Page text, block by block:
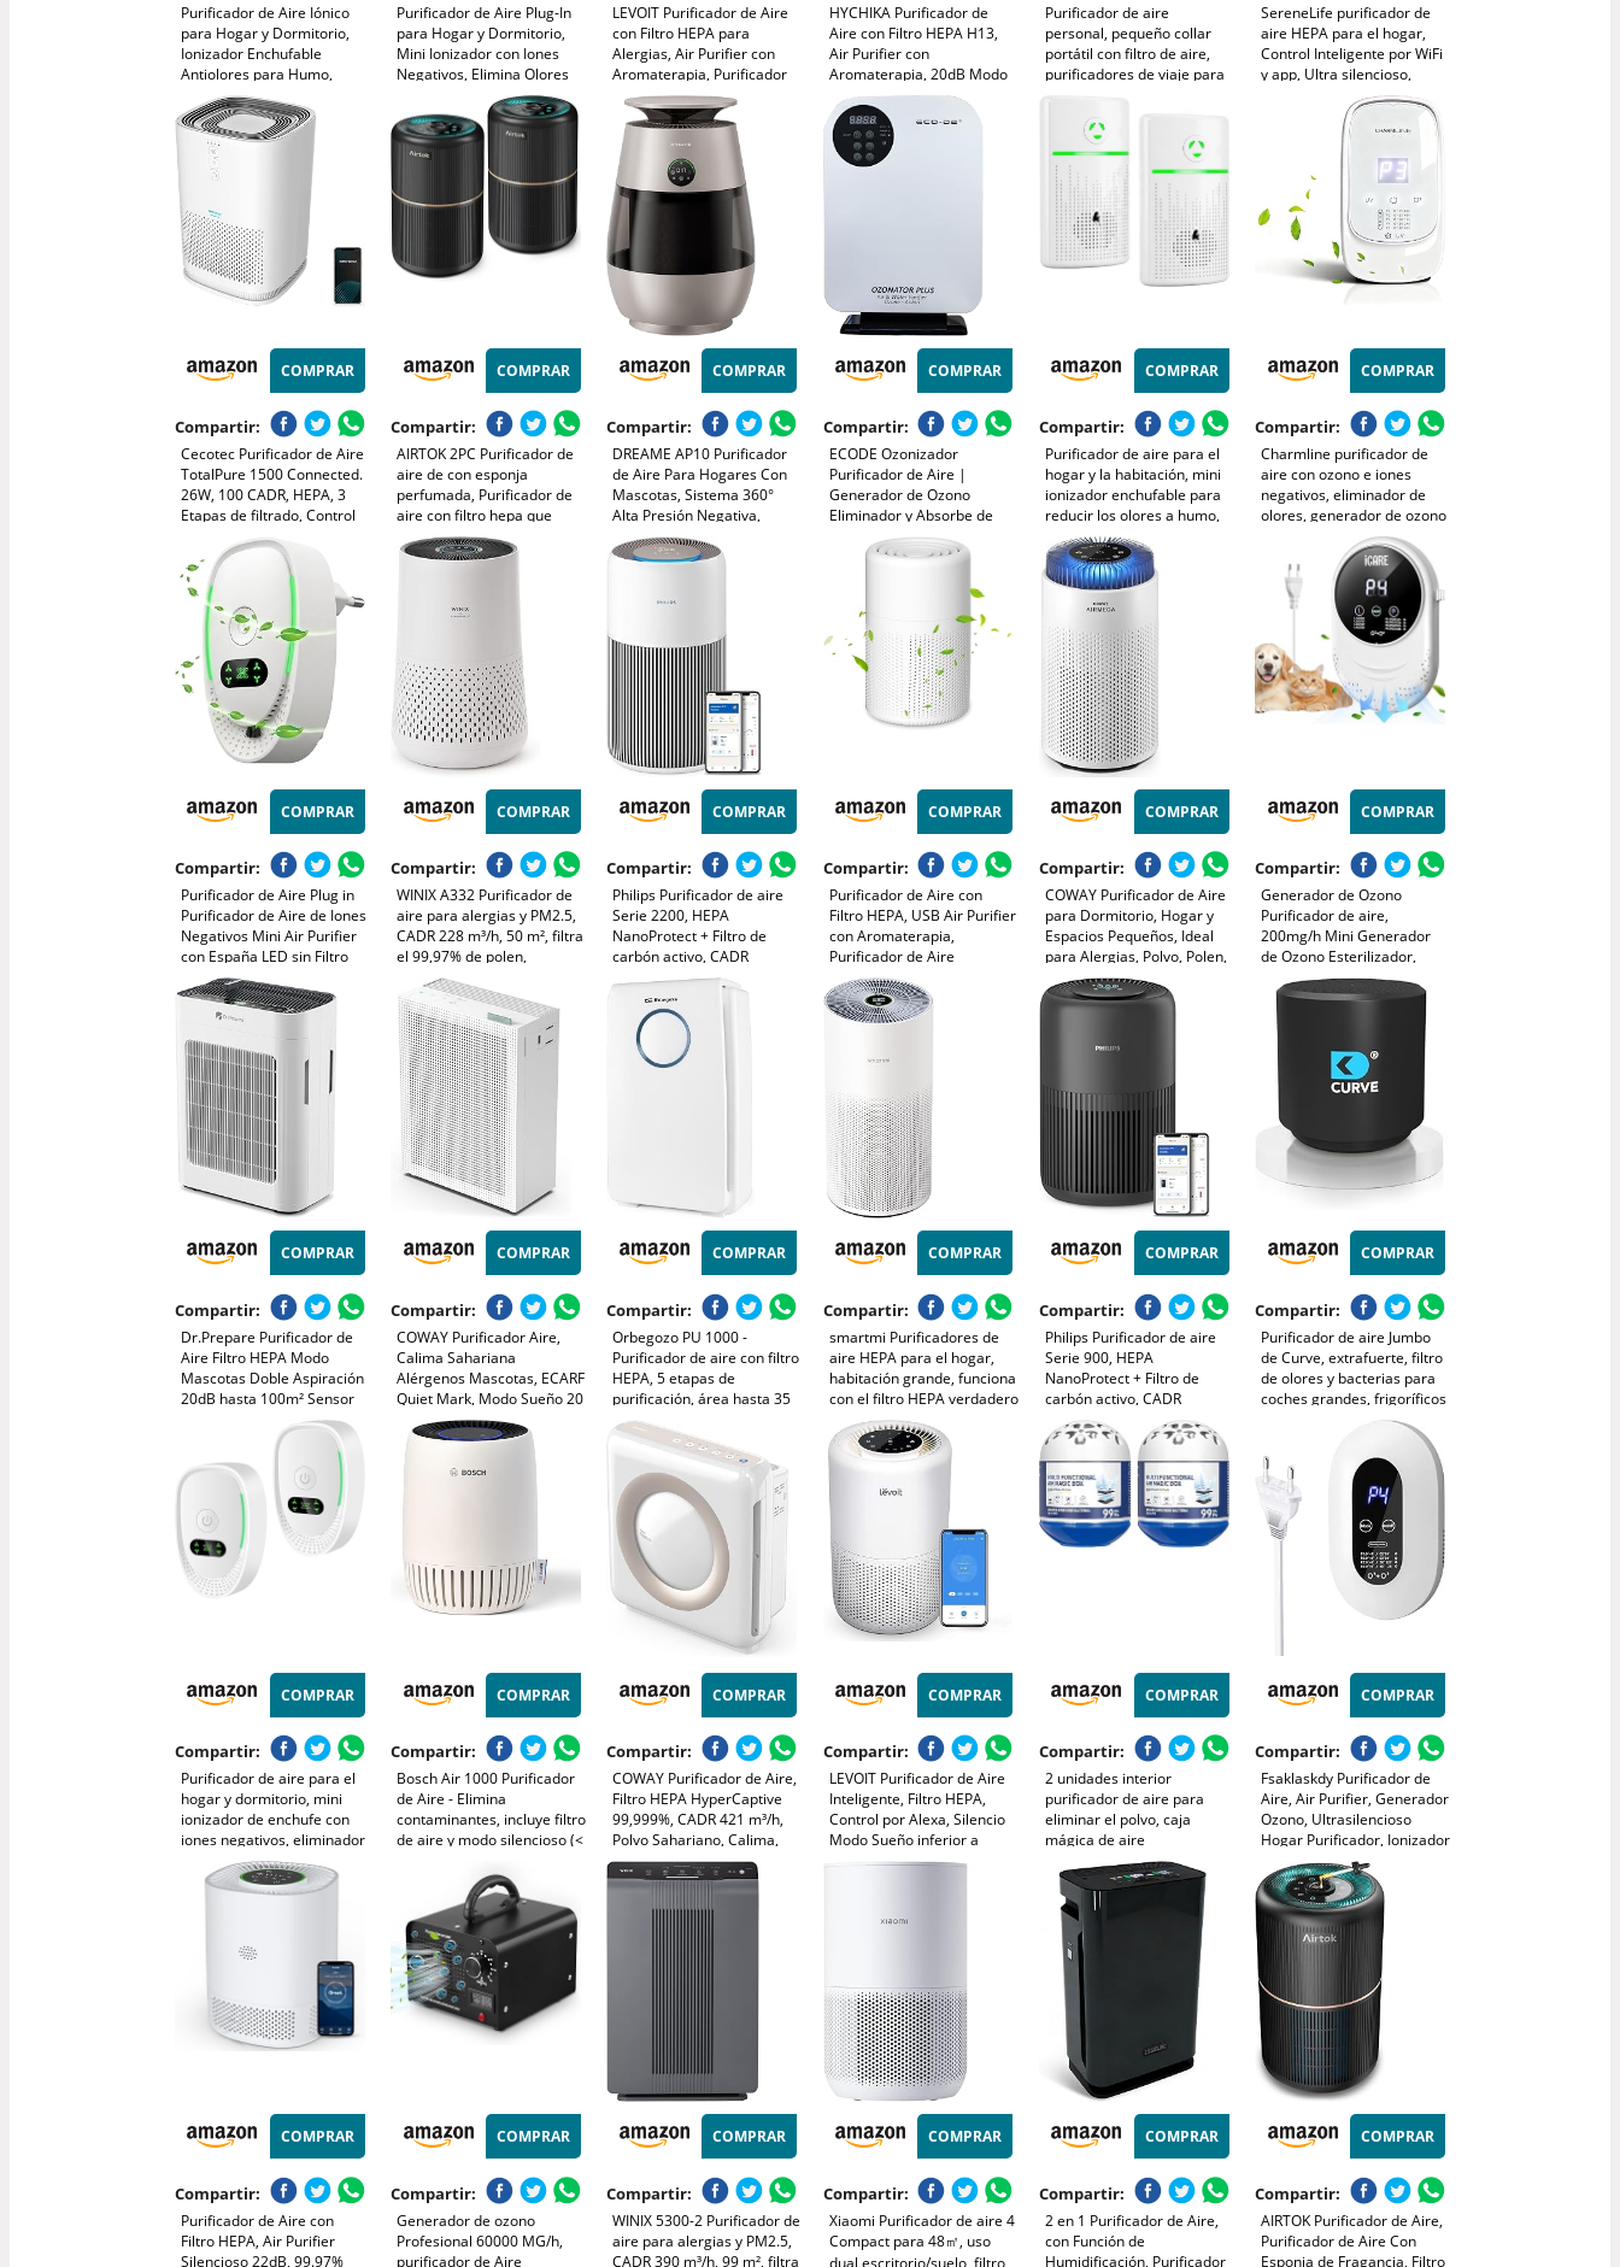
Purificador de Aire Iónico
para Hogar y Dormitorio,
Ionizador Enchufable
Antiolores para Humo,
Mascotas y Zapatos, Mini
Purificador para Oficina y
Cocina, 2 Unidades
Purificador de Aire Plug-In
para Hogar y Dormitorio,
Mini Ionizador con Iones
Negativos, Elimina Olores
Humo/Mascotas/Zapatos,
Silencioso y sin Filtros, para
Cocina/Oficina/Baño (3)
LEVOIT Purificador de Aire
con Filtro HEPA para
Alergias, Air Purifier con
Aromaterapia, Purificador
Aire Silencioso, Bajo
Consumo de Energía de 7W,
Negro, Core Mini
HYCHIKA Purificador de
Aire con Filtro HEPA H13,
Air Purifier con
Aromaterapia, 20dB Modo
Sueño, Elimina 99,97% de
Polvo, Polen, Humo y
Olores, 3 Luces Nocturnas,
Temporizador, para Hogar
Purificador de aire
personal, pequeño collar
portátil con filtro de aire,
purificadores de viaje para
el hogar, oficina, guardería
de bebé, al aire libre,
purifica el aliento
SereneLife purificador de
aire HEPA para el hogar,
Control Inteligente por WiFi
y app, Ultra silencioso,
Elimina polvo, Pelo de
mascotas y olores, Cubre
hasta 167 m²
COMPRAR
Compartir:
Cecotec Purificador de Aire
TotalPure 1500 Connected.
26W, 100 CADR, HEPA, 3
Etapas de filtrado, Control
por Wi-fi, 2 Modos de
Funcionamiento, Sensor PM
2,5, Cobertura 40 m3 -
Blanco
COMPRAR
Compartir:
AIRTOK 2PC Purificador de
aire de con esponja
perfumada, Purificador de
aire con filtro hepa que
elimina el polvo, olor de
mascotas, filtro de aire de 4
COMPRAR
Compartir:
DREAME AP10 Purificador
de Aire Para Hogares Con
Mascotas, Sistema 360°
Alta Presión Negativa,
Purificación 5 Etapas Que
Captura Pelo y Olores,
Luz Eco, Control Con App
COMPRAR
Compartir:
ECODE Ozonizador
Purificador de Aire |
Generador de Ozono
Eliminador y Absorbe de
Olores Humedad, Humo,
Baño, Mascotas y Cualquier
Programable
COMPRAR
Compartir:
Purificador de aire para el
hogar y la habitación, mini
ionizador enchufable para
reducir los olores a humo,
animales y zapatos,
purificador de aire de iones
negativos para la oficina y
la cocina,
COMPRAR
Compartir:
Charmline purificador de
aire con ozono e iones
negativos, eliminador de
olores, generador de ozono
para hogar para baño,
cocina, humo, mascotas y
formaldehído, con
compartimento para aroma
COMPRAR
Compartir:
Purificador de Aire Plug in
Purificador de Aire de Iones
Negativos Mini Air Purifier
con España LED sin Filtro
para Dormitorio, Oficina y
Sala de Mascotas,
Funcionamiento Silencioso y
Bajo Consumo
COMPRAR
Compartir:
WINIX A332 Purificador de
aire para alergias y PM2.5,
CADR 228 m³/h, 50 m², filtra
el 99,97% de polen,
alergias, polvo y humo,
monitor de calidad del aire,
modo de suspensión y
automático
COMPRAR
Compartir:
Philips Purificador de aire
Serie 2200, HEPA
NanoProtect + Filtro de
carbón activo, CADR
400m³/h para 104m²,
Personas alérgicas, Ultra
silencioso, Filtro inteligente
y duradero (AC2210/10)
COMPRAR
Compartir:
Purificador de Aire con
Filtro HEPA, USB Air Purifier
con Aromaterapia,
Purificador de Aire
Silencioso para Interiores,
Hogar, Oficina, Polvo,
Humo, Pelo de Mascotas,
COMPRAR
Compartir:
COWAY Purificador de Aire
para Dormitorio, Hogar y
Espacios Pequeños, Ideal
para Alergias, Polvo, Polen,
Mascotas y Olores, Ultra
Silencioso 18,4 dB, Gran
COMPRAR
Compartir:
Generador de Ozono
Purificador de aire,
200mg/h Mini Generador
de Ozono Esterilizador,
Ionizador de Aire
Desodorizador para
Habitaciones, Baño, Cocina,
Humo, Coches, Mascotas,
Formaldehído y Olor
COMPRAR
Compartir:
Dr.Prepare Purificador de
Aire Filtro HEPA Modo
Mascotas Doble Aspiración
20dB hasta 100m² Sensor
Calidad Aire PM2,5 Modo
Noche para Dormitorio,
Oficina, Apartamentos
COMPRAR
Compartir:
COWAY Purificador Aire,
Calima Sahariana
Alérgenos Mascotas, ECARF
Quiet Mark, Modo Sueño 20
dB, Prefiltro Lavable,
HyperCaptive 99,999%
0,01µm, CADR 281m³/h,
Garantía 3 Años, Airmega
COMPRAR
Compartir:
Orbegozo PU 1000 -
Purificador de aire con filtro
HEPA, 5 etapas de
purificación, área hasta 35
m2, temporizador, panel
táctil, contra alérgenos y
olores, 45 W
COMPRAR
Compartir:
smartmi Purificadores de
aire HEPA para el hogar,
habitación grande, funciona
con el filtro HEPA verdadero
Alexa, H13, elimina el olor,
humo de mascotas, polen
TVOC PM2.5, limpiador de
COMPRAR
Compartir:
Philips Purificador de aire
Serie 900, HEPA
NanoProtect + Filtro de
carbón activo, CADR
250m³/h para alérgicos de
65m², silencioso, inteligente
y de bajo consumo
(AC0951/13)
COMPRAR
Compartir:
Purificador de aire Jumbo
de Curve, extrafuerte, filtro
de olores y bacterias para
coches grandes, frigoríficos
y cabinas de camiones,
gérmenes y olores
COMPRAR
Compartir:
Purificador de aire para el
hogar y dormitorio, mini
ionizador de enchufe con
iones negativos, eliminador
de olores de humo,
mascotas y zapatos,
silencioso y sin filtros, para
COMPRAR
Compartir:
Bosch Air 1000 Purificador
de Aire - Elimina
contaminantes, incluye filtro
de aire y modo silencioso (<
de hasta 23 m² - con modo
automático - CADR: 100
m³/h
COMPRAR
Compartir:
COWAY Purificador de Aire,
Filtro HEPA HyperCaptive
99,999%, CADR 421 m³/h,
Polvo Sahariano, Calima,
Polen, Alergias, Mascotas,
Modo Eco, Wirecutter Top
COMPRAR
Compartir:
LEVOIT Purificador de Aire
Inteligente, Filtro HEPA,
Control por Alexa, Silencio
Modo Sueño inferior a
24dB, Elimina 99,97% de
COMPRAR
Compartir:
2 unidades interior
purificador de aire para
eliminar el polvo, caja
mágica de aire
multifuncional, limpia el
aire, adecuado para salón,
dormitorio y balcón (400 g)
COMPRAR
Compartir:
Fsaklaskdy Purificador de
Aire, Air Purifier, Generador
Ozono, Ultrasilencioso
Hogar Purificador, Ionizador
Aire Alérgicos, Inteligente
Maquina Portátil Inicio
Desodorizando
Esterilizador
COMPRAR
Compartir:
Purificador de Aire con
Filtro HEPA, Air Purifier
Silencioso 22dB, 99.97%
COMPRAR
Compartir:
Generador de ozono
Profesional 60000 MG/h,
purificador de Aire
COMPRAR
Compartir:
WINIX 5300-2 Purificador de
aire para alergias y PM2.5,
CADR 390 m³/h, 99 m², filtra
COMPRAR
Compartir:
Xiaomi Purificador de aire 4
Compact para 48㎡, uso
dual escritorio/suelo, filtro
COMPRAR
Compartir:
2 en 1 Purificador de Aire,
con Función de
Humidificación, Purificador
COMPRAR
Compartir:
AIRTOK Purificador de Aire,
Purificador de Aire Con
Esponja de Fragancia, Filtro